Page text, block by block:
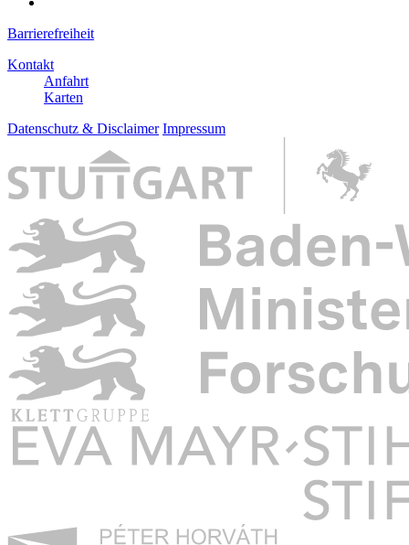
Barrierefreiheit
Kontakt
Anfahrt
Karten
Datenschutz & Disclaimer Impressum